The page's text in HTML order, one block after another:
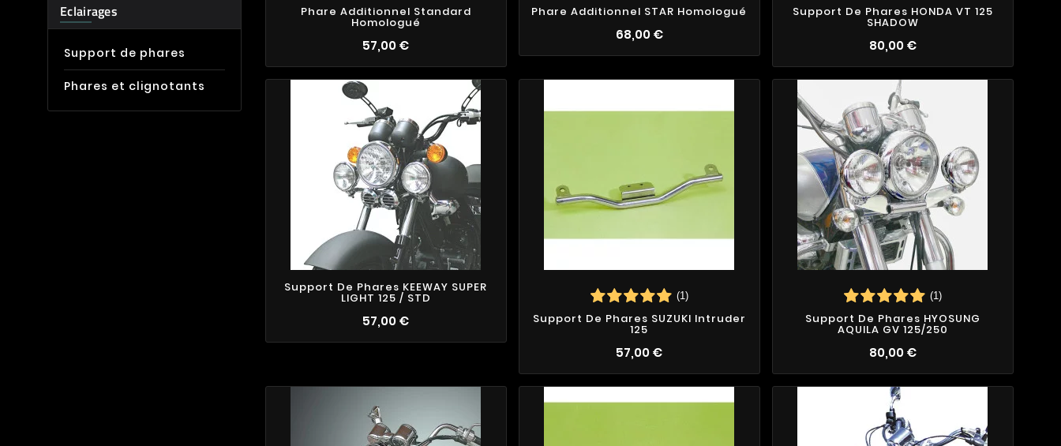
Eclairages
Support de phares
Phares et clignotants
Phare Additionnel Standard
Homologué
57,00 €
Phare Additionnel STAR Homologué
68,00 €
Support De Phares HONDA VT 125
SHADOW
80,00 €
Support De Phares KEEWAY SUPER
LIGHT 125 / STD
57,00 €
(1)
Support De Phares SUZUKI Intruder
125
57,00 €
(1)
Support De Phares HYOSUNG
AQUILA GV 125/250
80,00 €